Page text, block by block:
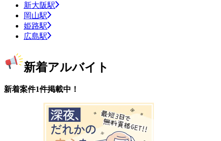
新大阪駅
岡山駅
姫路駅
広島駅
新着アルバイト
新着案件1件掲載中！